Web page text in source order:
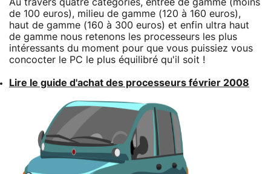
Au travers quatre catégories, entrée de gamme (moins
de 100 euros), milieu de gamme (120 à 160 euros),
haut de gamme (160 à 300 euros) et enfin ultra haut
de gamme nous retenons les processeurs les plus
intéressants du moment pour que vous puissiez vous
concocter le PC le plus équilibré qu'il soit !
Lire le guide d'achat des processeurs février 2008